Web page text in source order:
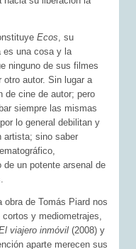
Ecos, su
es una cosa y la
ninguno de sus filmes
otro autor. Sin lugar a
de cine de autor; pero
siempre las mismas
lo general debilitan y
artista; sino saber
un potente arsenal de
obra de Tomás Piard nos
y mediometrajes,
viajero inmóvil (2008) y
aparte merecen sus